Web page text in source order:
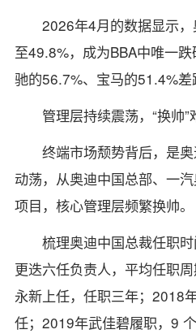
2026年4月的数据显示
至49.8%，成为BBA中唯一
驰的56.7%、宝马的51.4%差
管理层持续震荡，“换帅”
终端市场颓势背后，是
动荡，从奥迪中国总部、一
项目，核心管理层频繁换帅。
梳理奥迪中国总裁任职
更迭六任负责人，平均任职
永新上任，任职三年；2018
任；2019年武佳碧履职，9 个